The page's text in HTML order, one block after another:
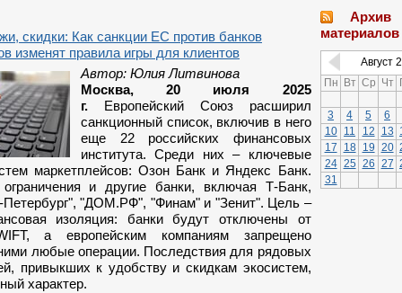
скидки: Как санкции ЕС против банков
изменят правила игры для клиентов
Автор: Юлия Литвинова
Москва, 20 июля 2025
г. Европейский Союз расширил
санкционный список, включив в него
еще 22 российских финансовых
института. Среди них – ключевые
маркетплейсов: Озон Банк и Яндекс Банк.
и другие банки, включая Т-Банк,
Петербург", "ДОМ.РФ", "Финам" и "Зенит". Цель –
изоляция: банки будут отключены от
а европейским компаниям запрещено
любые операции. Последствия для рядовых
привыкших к удобству и скидкам экосистем,
характер.
Архив
материалов
Август
Пн Вт Ср Чт
3 4 5
6
10
11 12 13
17
18 19 20
24 25 26 27
31